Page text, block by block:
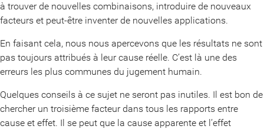
à trouver de nouvelles combinaisons, introduire de nouveaux
facteurs et peut-être inventer de nouvelles applications.
En faisant cela, nous nous apercevons que les résultats ne sont
pas toujours attribués à leur cause réelle. C’est là une des
erreurs les plus communes du jugement humain.
Quelques conseils à ce sujet ne seront pas inutiles. Il est bon de
chercher un troisième facteur dans tous les rapports entre
cause et effet. Il se peut que la cause apparente et l’effet